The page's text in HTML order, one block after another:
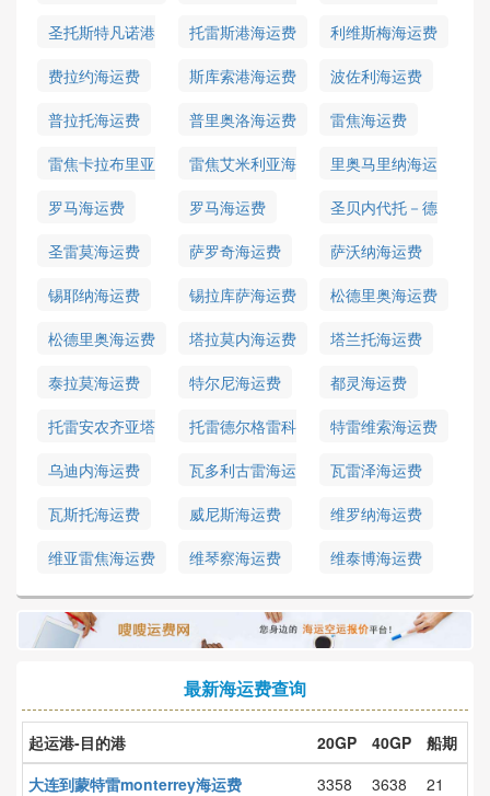
运费
圣托斯特凡诺港
海运费
托雷斯港海运费
利维斯梅海运费
费拉约海运费
斯库索港海运费
波佐利海运费
普拉托海运费
普里奥洛海运费
雷焦海运费
雷焦卡拉布里亚
雷焦艾米利亚海
里奥马里纳海运
罗马海运费 罗马海运费
圣贝内代托－德
尔特龙托海运费
圣雷莫海运费 萨罗奇海运费
萨沃纳海运费
锡耶纳海运费
锡拉库萨海运费
松德里奥海运费
松德里奥海运费
塔拉莫内海运费
塔兰托海运费
泰拉莫海运费
特尔尼海运费
都灵海运费
托雷安农齐亚塔
海运费
托雷德尔格雷科
海运费
特雷维索海运费
乌迪内海运费
瓦多利古雷海运
瓦雷泽海运费
瓦斯托海运费
威尼斯海运费
维罗纳海运费
维亚雷焦海运费
维琴察海运费 维泰博海运费
最新海运费查询
起运港-目的港 20GP 40GP
船期
大连到蒙特雷monterrey海运费
3358 3638
21